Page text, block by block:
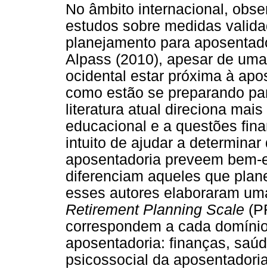
No âmbito internacional,
estudos sobre medidas
planejamento para
Alpass (2010), apesar de
ocidental estar próxima à
como estão se preparando
literatura atual direciona
educacional e a questões
intuito de ajudar a
aposentadoria preveem
diferenciam aqueles que
esses autores elaboraram
Retirement Planning Scale
correspondem a cada
aposentadoria: finanças,
psicossocial da